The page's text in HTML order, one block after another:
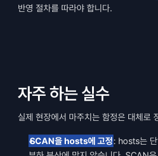
반영 절차를 따라야 합니다.
자주 하는 실수
실제 현장에서 마주치는 함정은 대체로
SCAN을 hosts에 고정: hosts는